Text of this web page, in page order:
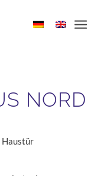
NORD